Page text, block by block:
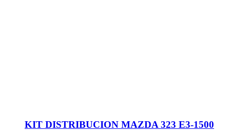
KIT DISTRIBUCION MAZDA 323 E3-1500